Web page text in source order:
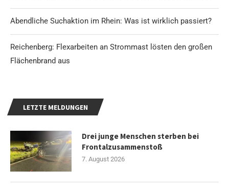
Abendliche Suchaktion im Rhein: Was ist wirklich passiert?
Reichenberg: Flexarbeiten an Strommast lösten den großen
Flächenbrand aus
LETZTE MELDUNGEN
Drei junge Menschen sterben bei
Frontalzusammenstoß
7. August 2026